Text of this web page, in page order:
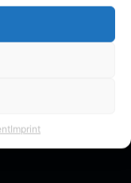
Imprint